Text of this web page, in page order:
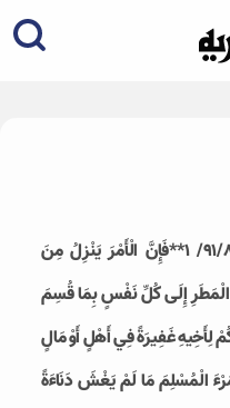
استاد
نهج البلاغه (خطبه ۲۳، ص ۳۰)۹۱/۸/ ۱**فَإِنَّ الْأَمْرَ يَنْزِلُ مِنَ
إِلَى كُلِّ نَفْسٍ بِمَا قُسِمَ
لِأَخِيهِ غَفِيرَةً فِي أَهْلٍ أَوْ مَالٍ
الْمُسْلِمَ مَا لَمْ يَغْشَ دَنَاءَةً